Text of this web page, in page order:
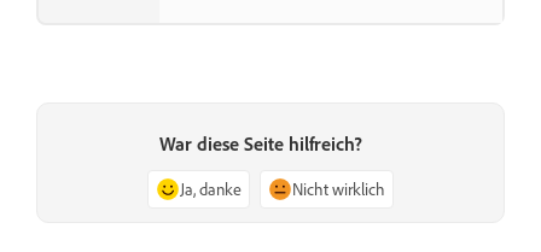
War diese Seite hilfreich?
Ja, danke Nicht wirklich